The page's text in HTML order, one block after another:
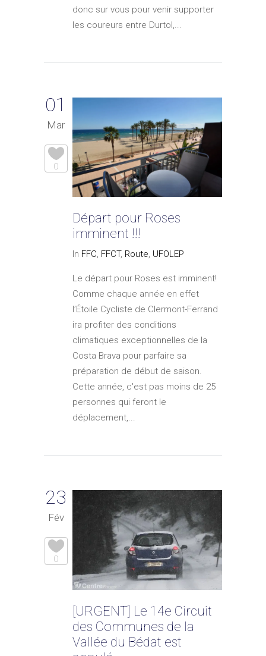
donc sur vous pour venir supporter
les coureurs entre Durtol,...
01
Mar
0
Départ pour Roses
imminent !!!
In FFC, FFCT, Route, UFOLEP
Le départ pour Roses est imminent!
Comme chaque année en effet
l’Étoile Cycliste de Clermont-Ferrand
ira profiter des conditions
climatiques exceptionnelles de la
Costa Brava pour parfaire sa
préparation de début de saison.
Cette année, c'est pas moins de 25
personnes qui feront le
déplacement,...
23
Fév
0
[URGENT] Le 14e Circuit
des Communes de la
Vallée du Bédat est